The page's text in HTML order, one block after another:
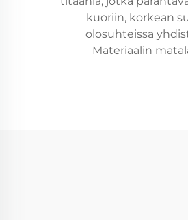
kuoriin, korkean
olosuhteissa
Materiaalin